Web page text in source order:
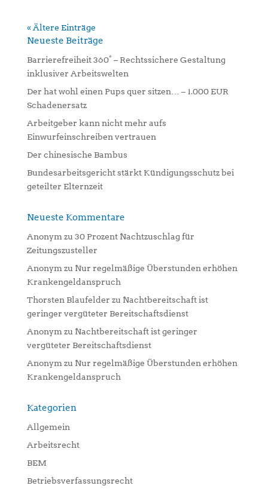
« Ältere Einträge
Neueste Beiträge
Barrierefreiheit 360° – Rechtssichere Gestaltung
inklusiver Arbeitswelten
Der hat wohl einen Pups quer sitzen… – 1.000 EUR
Schadenersatz
Arbeitgeber kann nicht mehr aufs
Einwurfeinschreiben vertrauen
Der chinesische Bambus
Bundesarbeitsgericht stärkt Kündigungsschutz bei
geteilter Elternzeit
Neueste Kommentare
Anonym zu 30 Prozent Nachtzuschlag für
Zeitungszusteller
Anonym zu Nur regelmäßige Überstunden erhöhen
Krankengeldanspruch
Thorsten Blaufelder zu Nachtbereitschaft ist
geringer vergüteter Bereitschaftsdienst
Anonym zu Nachtbereitschaft ist geringer
vergüteter Bereitschaftsdienst
Anonym zu Nur regelmäßige Überstunden erhöhen
Krankengeldanspruch
Kategorien
Allgemein
Arbeitsrecht
BEM
Betriebsverfassungsrecht